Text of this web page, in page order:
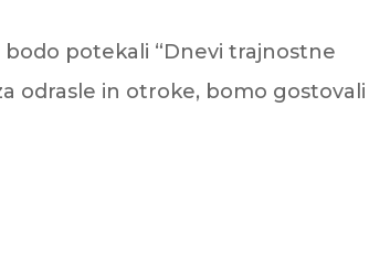
potekali “Dnevi trajnostne
odrasle in otroke, bomo gostovali